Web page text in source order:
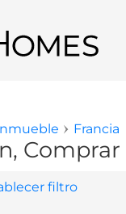
de búsqueda
Francia
filtro